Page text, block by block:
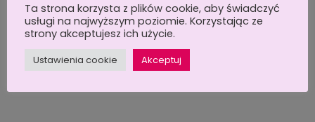
NASTĘPNY ARTYKUŁ
ZAJĘCIA ONLINE DO 9 KWIETNIA
Ta strona korzysta z plików cookie, aby świadczyć
usługi na najwyższym poziomie. Korzystając ze
strony akceptujesz ich użycie.
Ustawienia cookie Akceptuj